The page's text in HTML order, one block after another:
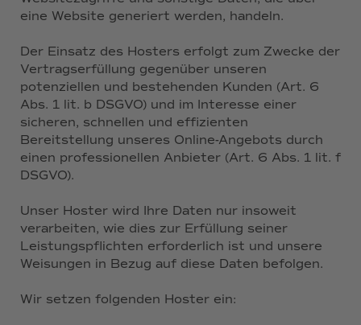
eine Website generiert werden, handeln.
Der Einsatz des Hosters erfolgt zum Zwecke der
Vertragserfüllung gegenüber unseren
potenziellen und bestehenden Kunden (Art. 6
Abs. 1 lit. b DSGVO) und im Interesse einer
sicheren, schnellen und effizienten
Bereitstellung unseres Online-Angebots durch
einen professionellen Anbieter (Art. 6 Abs. 1 lit. f
DSGVO).
Unser Hoster wird Ihre Daten nur insoweit
verarbeiten, wie dies zur Erfüllung seiner
Leistungspflichten erforderlich ist und unsere
Weisungen in Bezug auf diese Daten befolgen.
Wir setzen folgenden Hoster ein: